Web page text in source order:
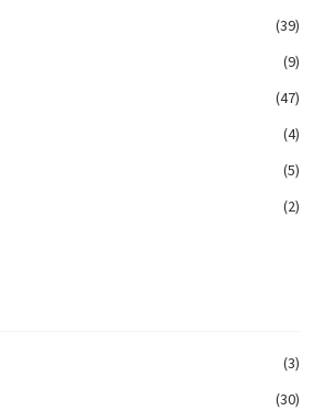
(39)
(9)
(47)
(4)
(5)
(2)
(3)
(30)